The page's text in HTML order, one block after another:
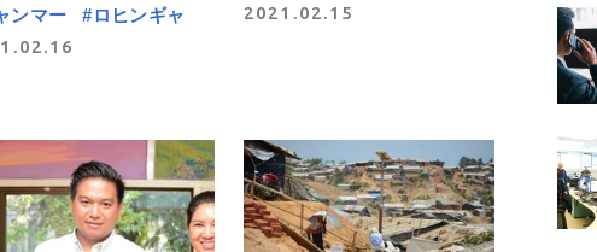
ンマー
#ロヒンギャ
2021.02.15